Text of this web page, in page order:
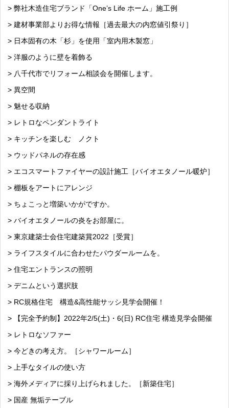
> 弊社木造住宅ブランド「One’s Life ホーム」施工例
> 建材事業部よりお得な情報［過去最大の内窓値引祭り］
> 日本固有の木「杉」を使用「室内用木製窓」
> 洋服のように壁を着飾る
> 八千代市でリフォーム相談会を開催します。
> 異空間
> 魅せる収納
> レトロなペンダントライト
> キッチンを楽しむ ノクト
> ウッドパネルの存在感
> エコスマートファイヤーの設計施工［バイオエタノール暖炉］
> 棚板をアートにアレンジ
> ちょこっと増築いかがですか。
> バイオエタノールの炎をお部屋に。
> 東京建築士会住宅建築賞2022［受賞］
> ライフスタイルに合わせたパウダールームを。
> 住宅エントランスの照明
> デニムという選択肢
> RC規格住宅 構造&高性能サッシ見学会開催！
> 【完全予約制】2022年2/5(土)・6(日) RC住宅 構造見学会開催
> レトロなソファー
> 今どきの考え方。［シャワールーム］
> 上手なタイルの使い方
> 海外メディアに採り上げられました。［新築住宅］
> 国産 無垢テーブル